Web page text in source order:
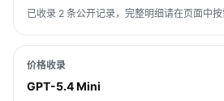
已收录 2 条公开记录，完整明细请在页面中按
价格收录
GPT-5.4 Mini